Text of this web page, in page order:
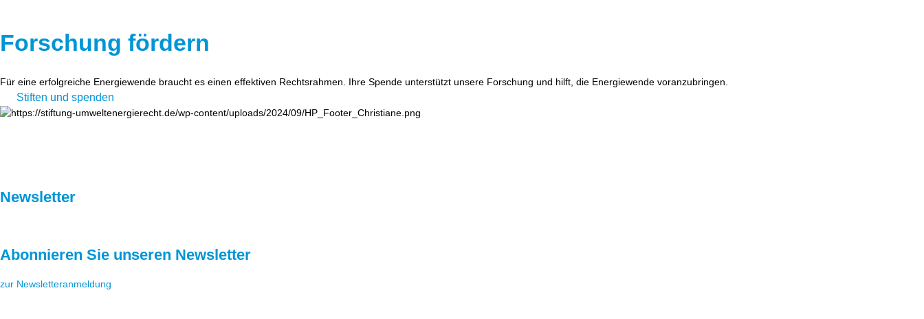
Forschung fördern
Für eine erfolgreiche Energiewende braucht es einen effektiven Rechtsrahmen. Ihre Spende unterstützt unsere Forschung und hilft, die Energiewende voranzubringen.
Stiften und spenden
Newsletter
Abonnieren Sie unseren Newsletter
zur Newsletteranmeldung